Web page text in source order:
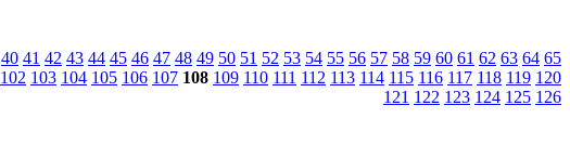
40 41 42 43 44 45 46 47 48 49 50 51 52 53 54 55 56 57 58 59 60 61 62 63 64 65
102 103 104 105 106 107 108 109 110 111 112 113 114 115 116 117 118 119 120
121 122 123 124 125 126